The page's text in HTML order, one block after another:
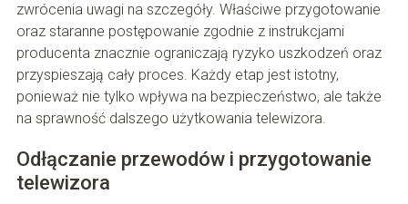
zwrócenia uwagi na szczegóły. Właściwe przygotowanie
oraz staranne postępowanie zgodnie z instrukcjami
producenta znacznie ograniczają ryzyko uszkodzeń oraz
przyspieszają cały proces. Każdy etap jest istotny,
ponieważ nie tylko wpływa na bezpieczeństwo, ale także
na sprawność dalszego użytkowania telewizora.
Odłączanie przewodów i przygotowanie
telewizora